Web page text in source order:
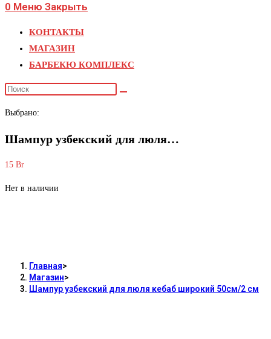
сайту
search
0 Меню Закрыть
КОНТАКТЫ
МАГАЗИН
БАРБЕКЮ КОМПЛЕКС
Поиск
сайте
Выбрано:
Шампур узбекский для люля…
15 Br
Нет в наличии
Главная>
Магазин>
Шампур узбекский для люля кебаб широкий 50см/2 см